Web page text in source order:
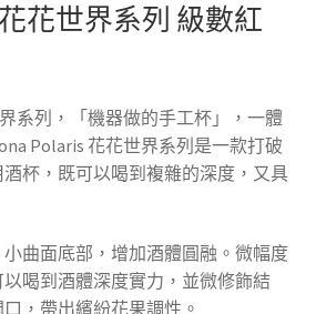
花世界系列 級數紅
系列，「機器做的手工杯」，一體
Polaris 花花世界系列是一款打破
杯，既可以喝到複雜的深度，又具
曲面底部，增加酒體圓融。微幅度
喝到酒體深度實力，並微修飾結
，帶出繽紛花果調性。